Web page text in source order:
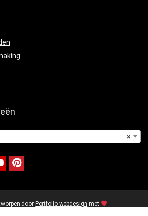
×
doorPortfolio webdesign met